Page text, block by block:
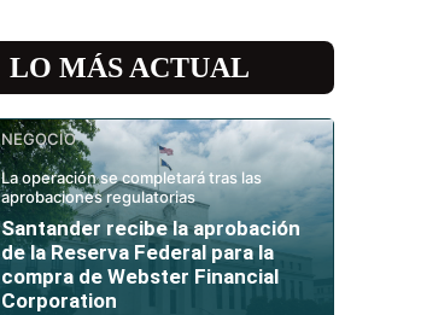
LO MÁS ACTUAL
NEGOCIO
La operación se completará tras las
aprobaciones regulatorias
Santander recibe la aprobación
de la Reserva Federal para la
compra de Webster Financial
Corporation